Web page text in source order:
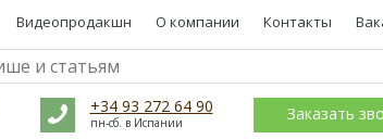
Видеопродакшн О компании Контакты
+34 93 272 64 90
пн-сб. в Испании Заказать